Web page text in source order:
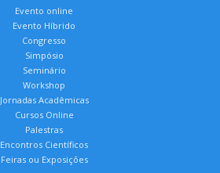
Evento online
Evento Híbrido
Congresso
Simpósio
Seminário
Workshop
Jornadas Acadêmicas
Cursos Online
Palestras
Encontros Científicos
Feiras ou Exposições